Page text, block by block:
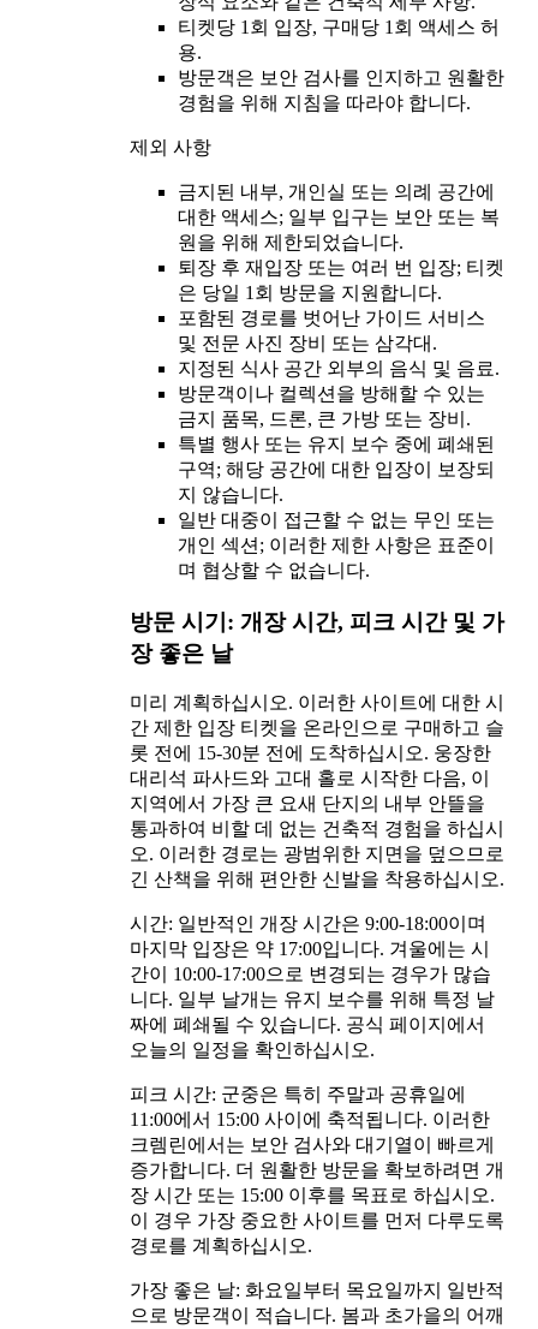
티켓당 1회 입장, 구매당 1회 액세스 허
용.
방문객은 보안 검사를 인지하고 원활한
경험을 위해 지침을 따라야 합니다.
제외 사항
금지된 내부, 개인실 또는 의례 공간에
대한 액세스; 일부 입구는 보안 또는 복
원을 위해 제한되었습니다.
퇴장 후 재입장 또는 여러 번 입장; 티켓
은 당일 1회 방문을 지원합니다.
포함된 경로를 벗어난 가이드 서비스
및 전문 사진 장비 또는 삼각대.
지정된 식사 공간 외부의 음식 및 음료.
방문객이나 컬렉션을 방해할 수 있는
금지 품목, 드론, 큰 가방 또는 장비.
특별 행사 또는 유지 보수 중에 폐쇄된
구역; 해당 공간에 대한 입장이 보장되
지 않습니다.
일반 대중이 접근할 수 없는 무인 또는
개인 섹션; 이러한 제한 사항은 표준이
며 협상할 수 없습니다.
방문 시기: 개장 시간, 피크 시간 및 가
장 좋은 날
미리 계획하십시오. 이러한 사이트에 대한 시
간 제한 입장 티켓을 온라인으로 구매하고 슬
롯 전에 15-30분 전에 도착하십시오. 웅장한
대리석 파사드와 고대 홀로 시작한 다음, 이
지역에서 가장 큰 요새 단지의 내부 안뜰을
통과하여 비할 데 없는 건축적 경험을 하십시
오. 이러한 경로는 광범위한 지면을 덮으므로
긴 산책을 위해 편안한 신발을 착용하십시오.
시간: 일반적인 개장 시간은 9:00-18:00이며
마지막 입장은 약 17:00입니다. 겨울에는 시
간이 10:00-17:00으로 변경되는 경우가 많습
니다. 일부 날개는 유지 보수를 위해 특정 날
짜에 폐쇄될 수 있습니다. 공식 페이지에서
오늘의 일정을 확인하십시오.
피크 시간: 군중은 특히 주말과 공휴일에
11:00에서 15:00 사이에 축적됩니다. 이러한
크렘린에서는 보안 검사와 대기열이 빠르게
증가합니다. 더 원활한 방문을 확보하려면 개
장 시간 또는 15:00 이후를 목표로 하십시오.
이 경우 가장 중요한 사이트를 먼저 다루도록
경로를 계획하십시오.
가장 좋은 날: 화요일부터 목요일까지 일반적
으로 방문객이 적습니다. 봄과 초가을의 어깨